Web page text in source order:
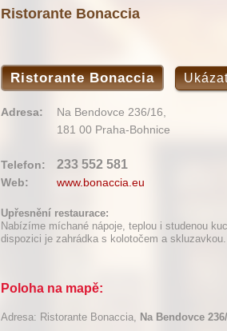
Ristorante Bonaccia
Ristorante Bonaccia
Adresa:
Na Bendovce 236/16,
181 00 Praha-Bohnice
Telefon: 233 552 581
Web: www.bonaccia.eu
Upřesnění restaurace:
Nabízíme míchané nápoje, teplou i studenou
dispozici je zahrádka s kolotočem a skluzavkou.
Poloha na mapě:
Adresa: Ristorante Bonaccia, Na Bendovce